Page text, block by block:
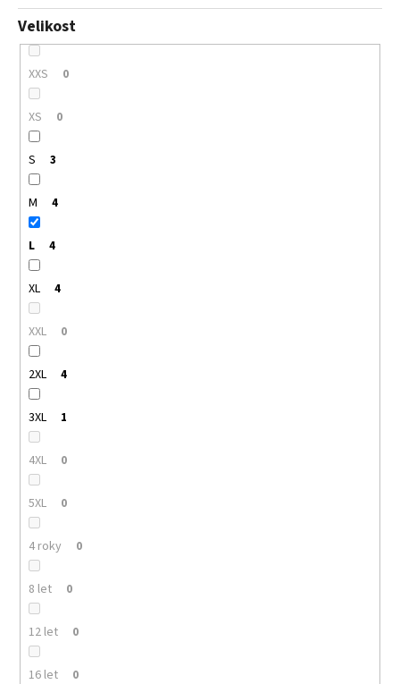
Velikost
XXS 0
XS 0
S 3
M 4
L 4
XL 4
XXL 0
2XL 4
3XL 1
4XL 0
5XL 0
4 roky 0
8 let 0
12 let 0
16 let 0